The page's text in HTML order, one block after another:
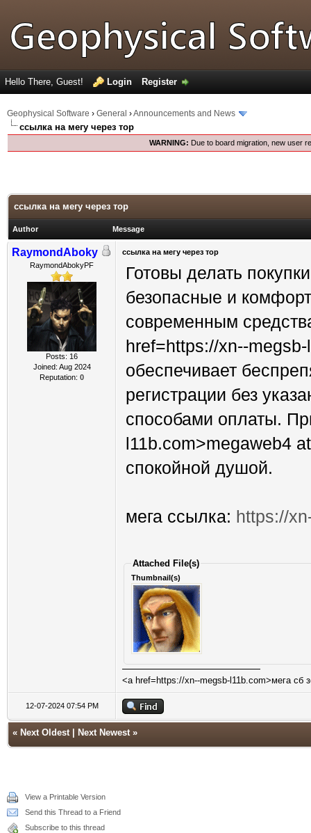
Hello There, Guest! Login Register
Geophysical Software › General ›Announcements and News
ссылка на мегу через тор
WARNING: Due to board migration, new user
ссылка на мегу через тор
Author Message
RaymondAboky
RaymondAbokyPF
Posts: 16
Joined: Aug 2024
Reputation: 0
ссылка на мегу через тор
Готовы делать
безопасные и
современным
href=https://xn--
обеспечивает
регистрации без
способами оплаты.
l11b.com>megaweb4
спокойной душой.
мега ссылка: https://
Attached File(s)
Thumbnail(s)
<a href=https://xn--megsb-l11b.com>мега сб
12-07-2024 07:54 PM
« Next Oldest Next Newest »
View a Printable Version
Send this Thread to a Friend
Subscribe to this thread